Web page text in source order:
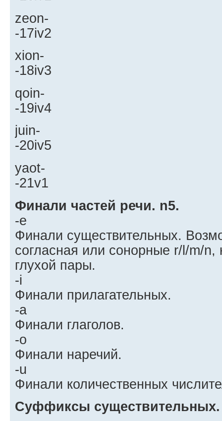
zeon-
-17iv2
xion-
-18iv3
qoin-
-19iv4
juin-
-20iv5
yaot-
-21v1
Финали частей речи. n5.
-e
Финали существительных.
согласная или сонорные r/l/m/
глухой пары.
-i
Финали прилагательных.
-a
Финали глаголов.
-o
Финали наречий.
-u
Финали количественных
Суффиксы существительных.